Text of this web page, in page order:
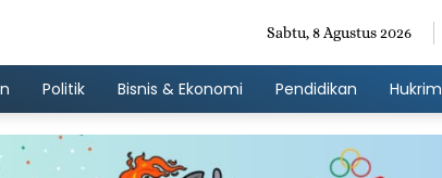
Sabtu, 8 Agustus 2026
Politik Bisnis & Ekonomi Pendidikan Hukrim